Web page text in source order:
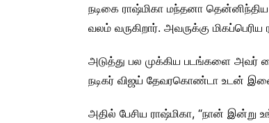
நடிகை ராஷ்மிகா மந்தனா
வலம் வருகிறார். அவருக்கு மிகப்பெரிய
அடுத்து பல முக்கிய படங்களை அவர்
நடிகர் விஜய் தேவரகொண்டா உடன்
அதில் பேசிய ராஷ்மிகா, “நான் இன்று